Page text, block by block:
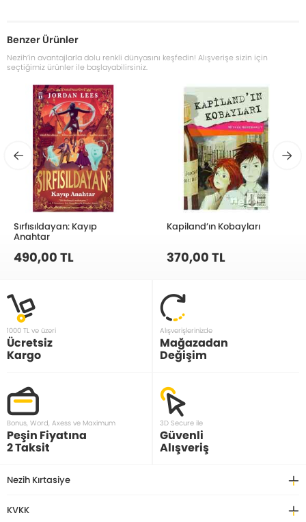
Benzer Ürünler
Nezih’in avantajlarla dolu renkli dünyasını keşfedin! Alışverişe sizin için
seçtiğimiz ürünler ile başlayabilirsiniz.
Sırfısıldayan: Kayıp
Anahtar
490,00 TL
Kapiland’ın Kobayları
370,00 TL
1000 TL ve üzeri
Ücretsiz
Kargo
Alışverişlerinizde
Mağazadan
Değişim
Bonus, Word, Axess ve Maximum
Peşin Fiyatına
2 Taksit
3D Secure ile
Güvenli
Alışveriş
Nezih Kırtasiye
KVKK